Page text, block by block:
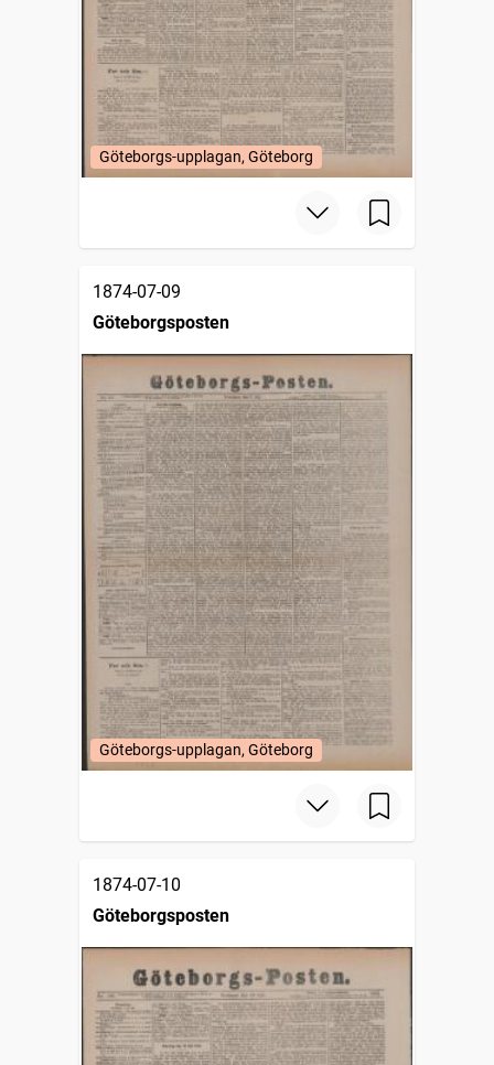
Göteborgs-upplagan, Göteborg
1874-07-09
Göteborgsposten
Göteborgs-upplagan, Göteborg
1874-07-10
Göteborgsposten